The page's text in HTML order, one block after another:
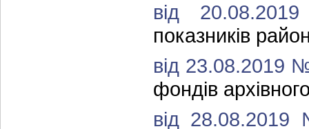
від
показників
від 23.08.2019
фондів
від